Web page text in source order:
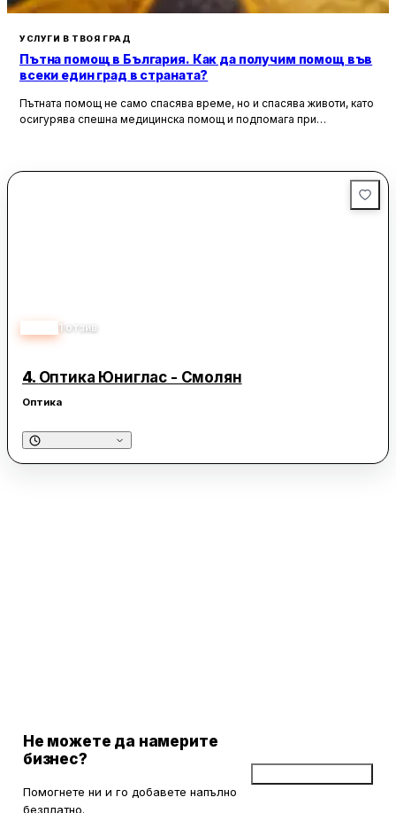
УСЛУГИ В ТВОЯ ГРАД
Пътна помощ в България. Как да получим помощ във
всеки един град в страната?
Пътната помощ не само спасява време, но и спасява животи, като
осигурява спешна медицинска помощ и подпомага при
1 отзив
4. Оптика Юниглас - Смолян
Оптика
Не можете да намерите
бизнес?
Помогнете ни и го добавете напълно
безплатно.